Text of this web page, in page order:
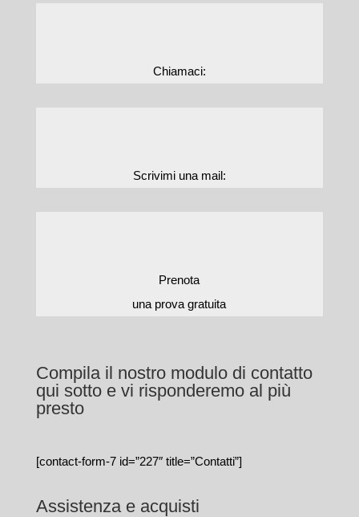
Chiamaci:
Scrivimi una mail:
Prenota
una prova gratuita
Compila il nostro modulo di contatto
qui sotto e vi risponderemo al più
presto
[contact-form-7 id=”227″ title=”Contatti”]
Assistenza e acquisti